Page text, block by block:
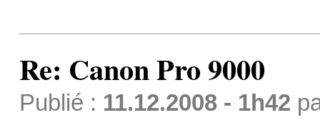
Re: Canon Pro 9000
Publié : 11.12.2008 - 1h42